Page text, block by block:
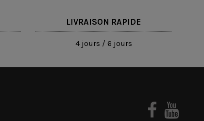
LIVRAISON RAPIDE
4 jours / 6 jours